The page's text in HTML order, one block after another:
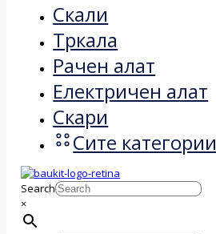
Скали
Тркала
Рачен алат
Електричен алат
Скари
Сите категории
Search
×